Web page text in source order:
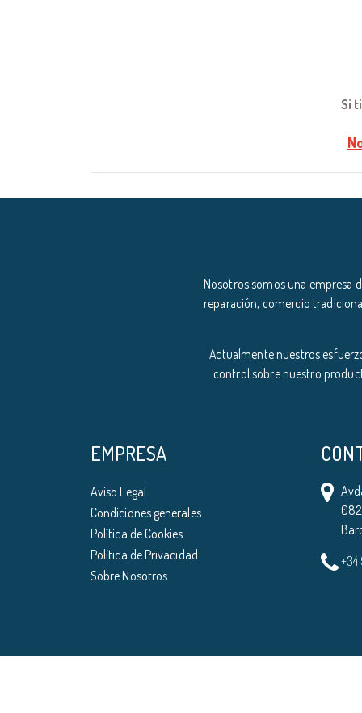
Si
Nosotros somos una empresa
reparación, comercio
Actualmente nuestros
control sobre nuestro
EMPRESA
Aviso Legal
Condiciones generales
Política de Cookies
Política de Privacidad
Sobre Nosotros